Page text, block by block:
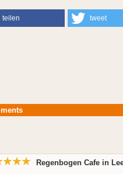
teilen tweet
Regenbogen Cafe in